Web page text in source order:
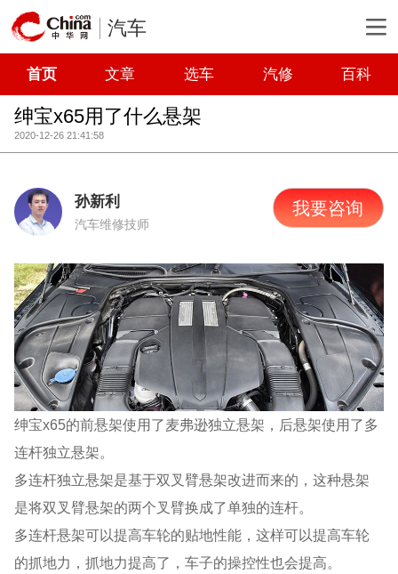
汽车
首页 文章 选车 汽修 百科
绅宝x65用了什么悬架
2020-12-26 21:41:58
孙新利
汽车维修技师
我要咨询
绅宝x65的前悬架使用了麦弗逊独立悬架，后悬架使用了多
连杆独立悬架。
多连杆独立悬架是基于双叉臂悬架改进而来的，这种悬架
是将双叉臂悬架的两个叉臂换成了单独的连杆。
多连杆悬架可以提高车轮的贴地性能，这样可以提高车轮
的抓地力，抓地力提高了，车子的操控性也会提高。